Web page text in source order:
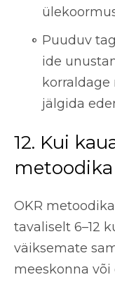
Puuduv
ide
jälgida
12. Kui
OKR
tavaliselt 6–12
väiksemate
meeskonna